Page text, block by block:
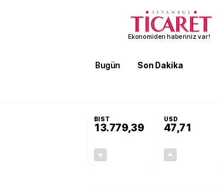
Ekonomiden haberiniz var!
Bugün Son Dakika
BIST
13.779,39
USD
47,71